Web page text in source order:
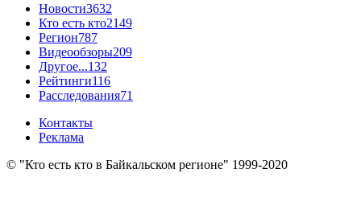
Новости3632
Кто есть кто2149
Регион787
Видеообзоры209
Другое...132
Рейтинги116
Расследования71
Контакты
Реклама
© "Кто есть кто в Байкальском регионе" 1999-2020